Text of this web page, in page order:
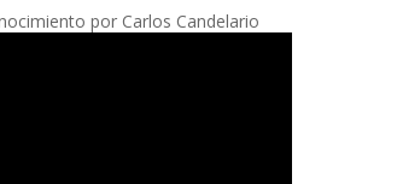
por Carlos Candelario